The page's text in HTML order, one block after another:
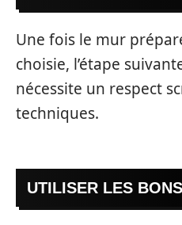
Une fois le mur
choisie, l’étape
nécessite un respect
techniques.
UTILISER LES